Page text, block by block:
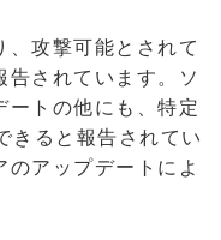
攻撃可能とされて
されています。ソ
ートの他にも、特定
きると報告されてい
アップデートによ